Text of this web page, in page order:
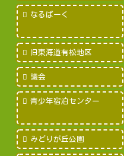
なるぱーく
旧東海道有松地区
議会
青少年宿泊センター
みどりが丘公園